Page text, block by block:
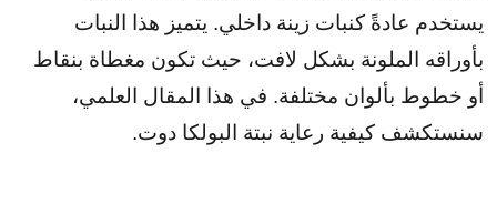
يستخدم عادةً كنبات زينة داخلي. يتميز هذا النبات
بأوراقه الملونة بشكل لافت، حيث تكون مغطاة بنقاط
أو خطوط بألوان مختلفة. في هذا المقال العلمي،
سنستكشف كيفية رعاية نبتة البولكا دوت.